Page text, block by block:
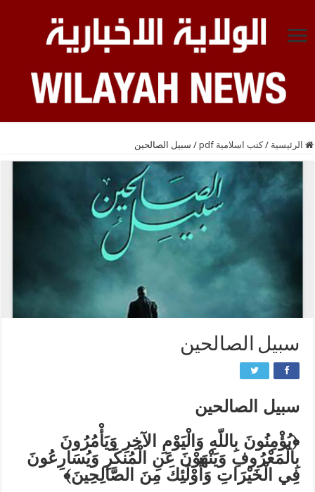
الرئيسية / كتب اسلامية pdf / سبيل الصالحين
سبيل الصالحين
سبيل الصالحين
﴿يُؤْمِنُونَ بِاللّهِ وَالْيَوْمِ الآخِرِ وَيَأْمُرُونَ
بِالْمَعْرُوفِ وَيَنْهَوْنَ عَنِ الْمُنكَرِ وَيُسَارِعُونَ
فِي الْخَيْرَاتِ وَأُوْلَئِكَ مِنَ الصَّالِحِينَ﴾